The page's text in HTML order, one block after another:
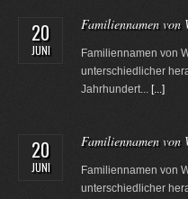
20
JUNI
Familiennamen von
Familiennamen von
unterschiedlicher
Jahrhundert... [...]
20
JUNI
Familiennamen von
Familiennamen von
unterschiedlicher